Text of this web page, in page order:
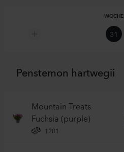
WOCHE
31
Penstemon hartwegii
Mountain Treats
Fuchsia (purple)
1281